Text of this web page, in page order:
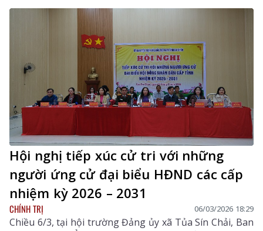
Hội nghị tiếp xúc cử tri với những
người ứng cử đại biểu HĐND các cấp
nhiệm kỳ 2026 – 2031
CHÍNH TRỊ 06/03/2026 18:29
Chiều 6/3, tại hội trường Đảng ủy xã Tủa Sín Chải, Ban